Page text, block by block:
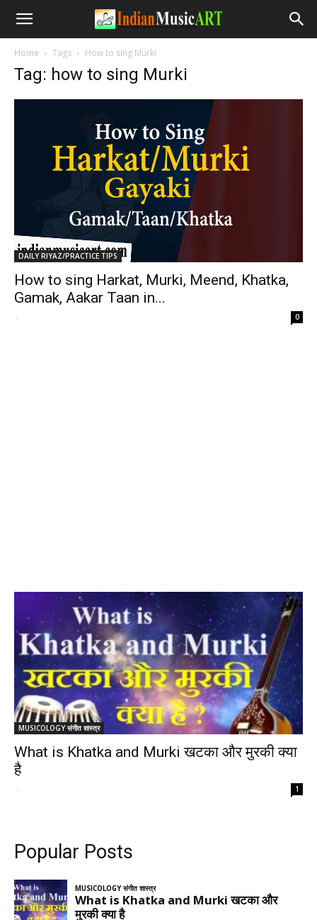
Home Tags How to sing Murki
Tag: how to sing Murki
DAILY RIYAZ/PRACTICE TIPS
How to sing Harkat, Murki, Meend, Khatka,
Gamak, Aakar Taan in...
- 0
MUSICOLOGY संगीत शास्त्र
What is Khatka and Murki खटका और मुरकी क्या
है
- 1
Popular Posts